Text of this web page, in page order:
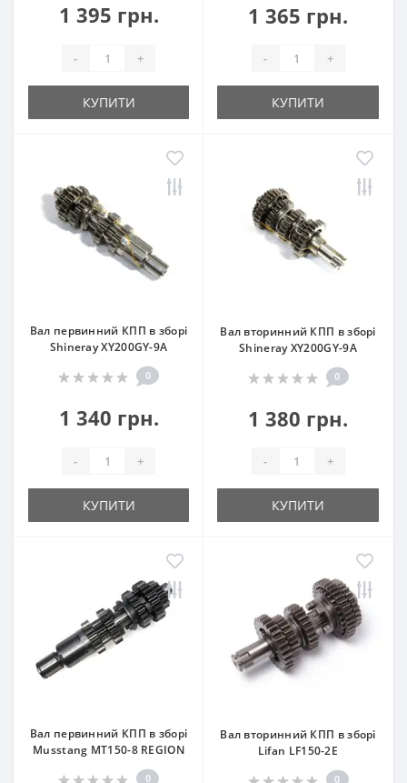
1 395 грн.
- +
КУПИТИ
1 365 грн.
- +
КУПИТИ
Вал первинний КПП в зборі
Shineray XY200GY-9A
0
1 340 грн.
- +
КУПИТИ
Вал вторинний КПП в зборі
Shineray XY200GY-9A
0
1 380 грн.
- +
КУПИТИ
Вал первинний КПП в зборі
Musstang MT150-8 REGION
0
Вал вторинний КПП в зборі
Lifan LF150-2E
0